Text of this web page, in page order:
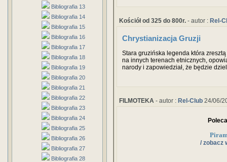
Bibliografia 13
Bibliografia 14
Bibliografia 15
Bibliografia 16
Bibliografia 17
Bibliografia 18
Bibliografia 19
Bibliografia 20
Bibliografia 21
Bibliografia 22
Bibliografia 23
Bibliografia 24
Bibliografia 25
Bibliografia 26
Bibliografia 27
Bibliografia 28
dziewice. Na szczycie kolumny
przedstawiająca cesarza.
Kościół od 325 do 800r. - autor : Rel-
Chrystianizacja Gruzji
Stara gruzińska legenda która
na innych terenach etnicznych,
narody i zapowiedział, że będzie
drzewem i umilali sobie czas winem i
FILMOTEKA - autor : Rel-Club 24/06/
/ zobacz